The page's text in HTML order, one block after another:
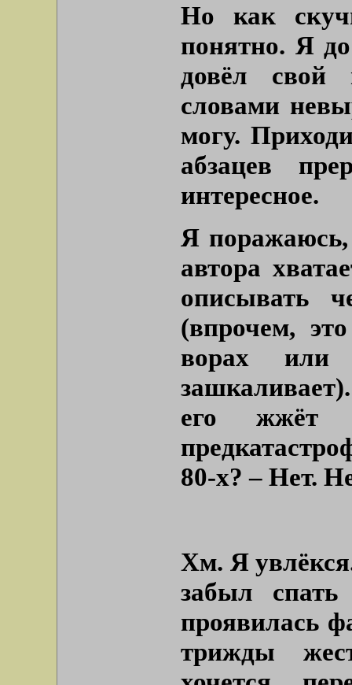
Но как
понятно. Я
довёл
словами
могу.
абзацев
интересное.
Я
автора
описывать
(впрочем,
ворах
его жжёт
80-х? – Нет.
Хм. Я
забыл
проявилась
трижды